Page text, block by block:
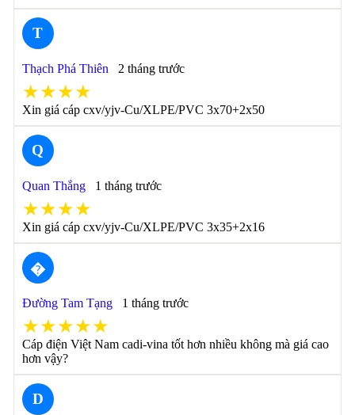
T
Thạch Phá Thiên 2 tháng trước
★★★★
Xin giá cáp cxv/yjv-Cu/XLPE/PVC 3x70+2x50
Q
Quan Thắng 1 tháng trước
★★★★
Xin giá cáp cxv/yjv-Cu/XLPE/PVC 3x35+2x16
�
Đường Tam Tạng 1 tháng trước
★★★★★
Cáp điện Việt Nam cadi-vina tốt hơn nhiều không mà giá cao
hơn vậy?
D